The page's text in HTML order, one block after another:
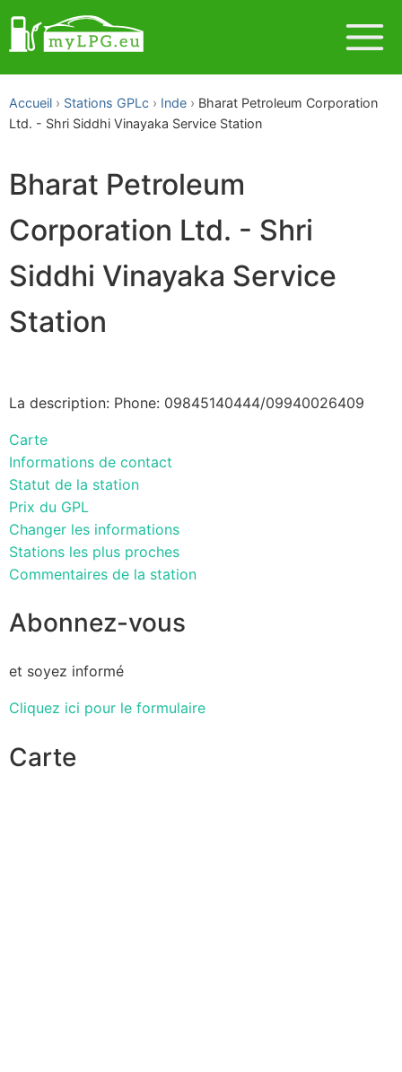
Accueil Stations GPLc Inde
Bharat Petroleum Corporation
Ltd. - Shri Siddhi Vinayaka Service Station
Bharat Petroleum
Corporation Ltd. - Shri
Siddhi Vinayaka Service
Station
La description: Phone: 09845140444/09940026409
Carte
Informations de contact
Statut de la station
Prix du GPL
Changer les informations
Stations les plus proches
Commentaires de la station
Abonnez-vous
et soyez informé
Cliquez ici pour le formulaire
Carte